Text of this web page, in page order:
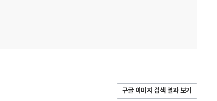
구글 이미지 검색 결과 보기